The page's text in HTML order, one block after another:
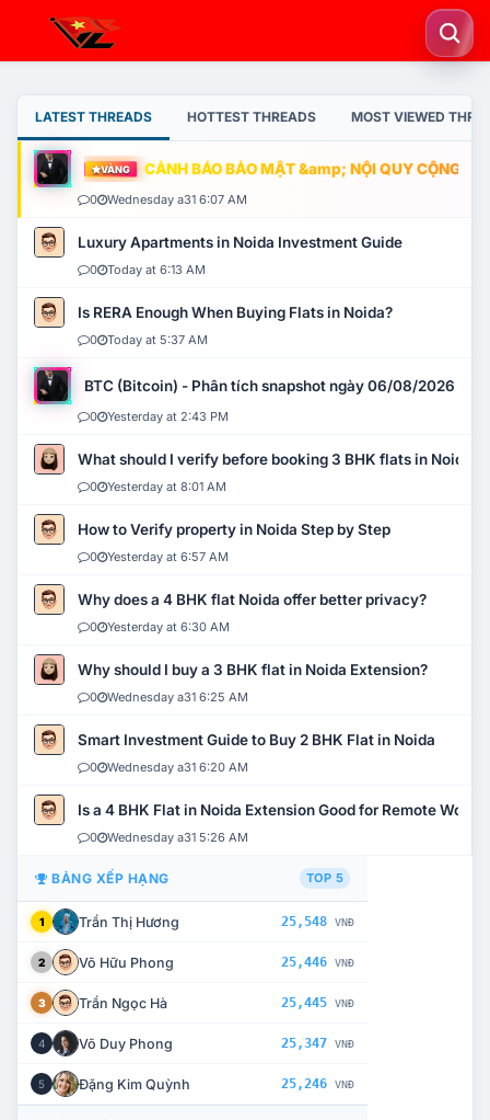
LATEST THREADS HOTTEST THREADS MOST VIEWED
VÀNG CẢNH BÁO BẢO MẬT &amp; NỘI QUY CỘNG
0 Wednesday a31 6:07 AM
Luxury Apartments in Noida Investment Guide
0 Today at 6:13 AM
Is RERA Enough When Buying Flats in Noida?
0 Today at 5:37 AM
BTC (Bitcoin) - Phân tích snapshot ngày 06/08/2026
0 Yesterday at 2:43 PM
What should I verify before booking 3 BHK flats in Noida?
0 Yesterday at 8:01 AM
How to Verify property in Noida Step by Step
0 Yesterday at 6:57 AM
Why does a 4 BHK flat Noida offer better privacy?
0 Yesterday at 6:30 AM
Why should I buy a 3 BHK flat in Noida Extension?
0 Wednesday a31 6:25 AM
Smart Investment Guide to Buy 2 BHK Flat in Noida
0 Wednesday a31 6:20 AM
Is a 4 BHK Flat in Noida Extension Good for Remote Work?
0 Wednesday a31 5:26 AM
BẢNG XẾP HẠNG TOP 5
1 Trần Thị Hương 25,548 VNĐ
2 Võ Hữu Phong 25,446 VNĐ
3 Trần Ngọc Hà 25,445 VNĐ
4 Võ Duy Phong 25,347 VNĐ
5 Đặng Kim Quỳnh 25,246 VNĐ